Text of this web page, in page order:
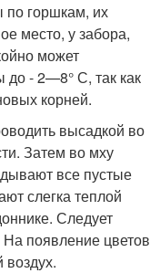
горшкам, их
место, у забора,
может
до - 2—8° С, так как
корней.
высадкой во
Затем во мху
все пустые
слегка теплой
Следует
появление цветов